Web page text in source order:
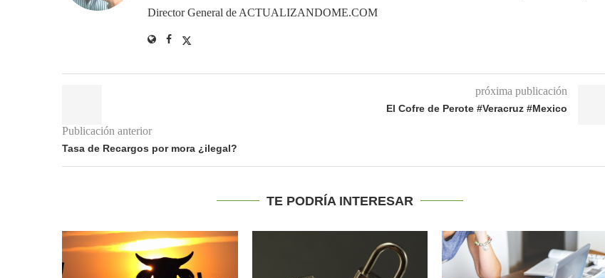
Director General de ACTUALIZANDOME.COM
Publicación anterior
Tasa de Recargos por mora ¿ilegal?
próxima publicación
El Cofre de Perote #Veracruz #Mexico
TE PODRÍA INTERESAR